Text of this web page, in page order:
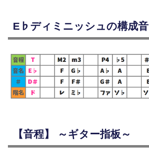
E♭ディミニッシュの構成音
【音程】 ～ギター指板～